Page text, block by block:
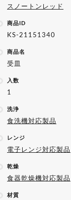
スノートンレッド
商品ID
KS-21151340
商品名
受皿
入数
1
洗浄
食洗機対応製品
レンジ
電子レンジ対応製品
乾燥
食器乾燥機対応製品
材質